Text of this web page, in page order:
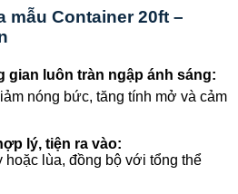
mẫu Container 20ft –
gian luôn tràn ngập ánh sáng:
nóng bức, tăng tính mở và cảm
lý, tiện ra vào:
lùa, đồng bộ với tổng thể